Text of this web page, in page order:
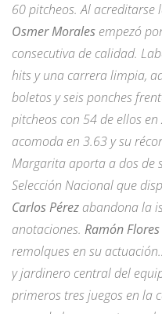
60 pitcheos. Al
Osmer Morales empezó
consecutiva de calidad.
hits y una carrera limpia,
boletos y seis ponches
pitcheos con 54 de ellos
acomoda en 3.63 y su
Margarita aporta a dos de
Selección Nacional que
Carlos Pérez abandona la
anotaciones. Ramón Flores
remolques en su
y jardinero central del
primeros tres juegos en la